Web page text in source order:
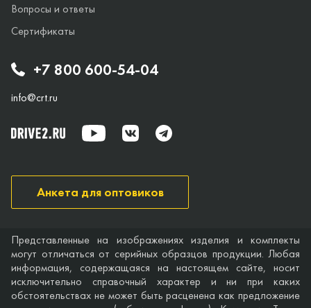
+7 800 600-54-04
info@crt.ru
Вопросы и ответы
Сертификаты
Анкета для оптовиков
Представленные на изображениях изделия и комплекты
могут отличаться от серийных образцов продукции. Любая
информация, содержащаяся на настоящем сайте, носит
исключительно справочный характер и ни при каких
обстоятельствах не может быть расценена как предложение